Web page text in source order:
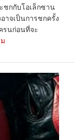
ชกกับโอเล็กซาน
าจเป็นการชกครั้ง
รนก่อนที่จะ